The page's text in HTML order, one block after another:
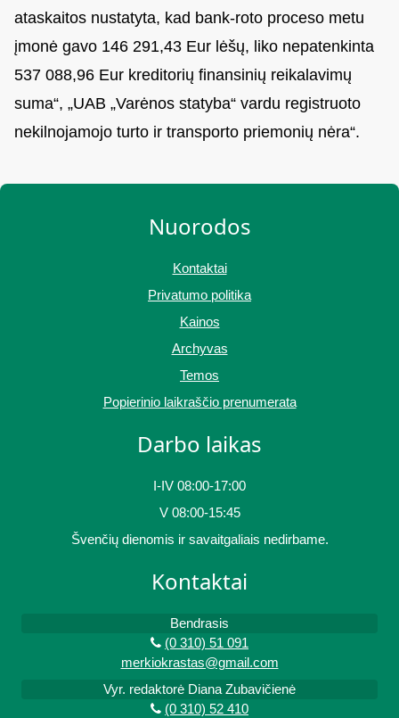
ataskaitos nustatyta, kad bank-roto proceso metu
įmonė gavo 146 291,43 Eur lėšų, liko nepatenkinta
537 088,96 Eur kreditorių finansinių reikalavimų
suma“, „UAB „Varėnos statyba“ vardu registruoto
nekilnojamojo turto ir transporto priemonių nėra“.
Nuorodos
Kontaktai
Privatumo politika
Kainos
Archyvas
Temos
Popierinio laikraščio prenumerata
Darbo laikas
I-IV 08:00-17:00
V 08:00-15:45
Švenčių dienomis ir savaitgaliais nedirbame.
Kontaktai
Bendrasis
(0 310) 51 091
merkiokrastas@gmail.com
Vyr. redaktorė Diana Zubavičienė
(0 310) 52 410